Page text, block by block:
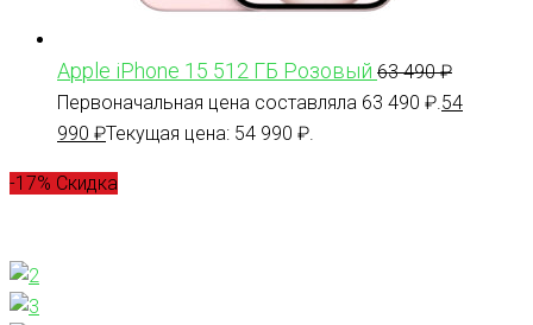
Apple iPhone 15 512 ГБ Розовый 63 490₽
Первоначальная цена составляла 63 490 ₽. 54
990 ₽Текущая цена: 54 990 ₽.
-17% Скидка